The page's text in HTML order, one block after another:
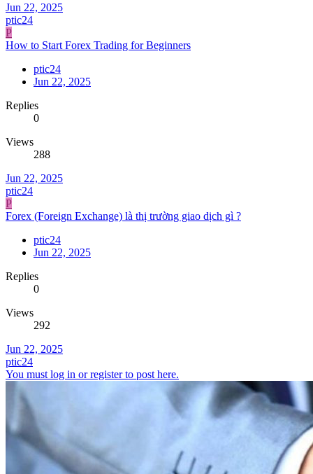
Jun 22, 2025
ptic24
P
How to Start Forex Trading for Beginners
ptic24
Jun 22, 2025
Replies
0
Views
288
Jun 22, 2025
ptic24
P
Forex (Foreign Exchange) là thị trường giao dịch gì ?
ptic24
Jun 22, 2025
Replies
0
Views
292
Jun 22, 2025
ptic24
You must log in or register to post here.